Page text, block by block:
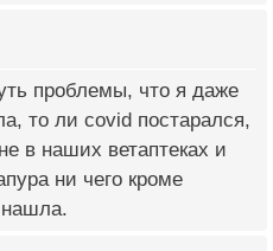
проблемы, что я даже
то ли covid постарался,
в наших ветаптеках и
ни чего кроме
нашла.